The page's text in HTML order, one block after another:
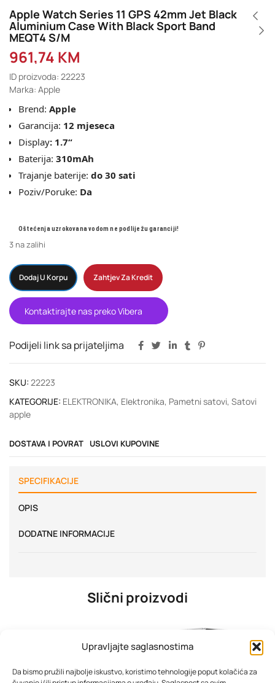
Upravljajte saglasnostima
Da bismo pružili najbolje iskustvo, koristimo tehnologije poput kolačića za
Apple Watch Series 11 GPS 42mm Jet Black
Aluminium Case With Black Sport Band
MEQT4 S/M
961,74 KM
ID proizvoda: 22223
Marka: Apple
Brend: Apple
Garancija: 12 mjeseca
Display: 1.7“
Baterija: 310mAh
Trajanje baterije: do 30 sati
Poziv/Poruke: Da
Oštećenja uzrokovana vodom ne podliježu garanciji!
3 na zalihi
Dodaj U Korpu Zahtjev Za Kredit
Kontaktirajte nas preko Vibera
Podijeli link sa prijateljima
SKU: 22223
KATEGORIJE: ELEKTRONIKA, Elektronika, Pametni satovi, Satovi
apple
DOSTAVA I POVRAT USLOVI KUPOVINE
SPECIFIKACIJE
OPIS
DODATNE INFORMACIJE
Slični proizvodi